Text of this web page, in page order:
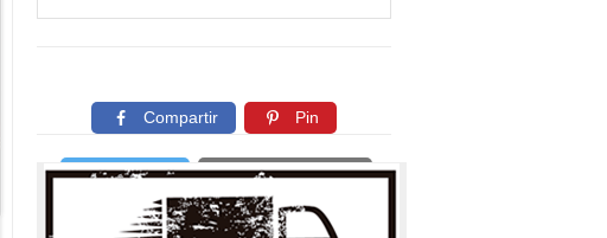
Compartir Pin
Twittear Copiar enlace